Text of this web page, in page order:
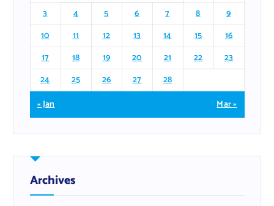
3
4 5 6 7 8
9
10
11 12 13 14 15
16
17
18 19 20 21 22
23
24
25 26 27
28
« Jan
Mar »
Archives